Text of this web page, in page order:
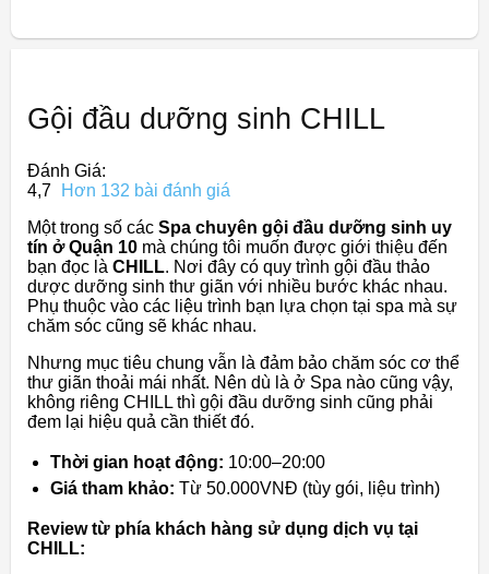
Gội đầu dưỡng sinh CHILL
Đánh Giá:
4,7
Hơn 132 bài đánh giá
Một trong số các Spa chuyên gội đầu dưỡng sinh uy
tín ở Quận 10 mà chúng tôi muốn được giới thiệu đến
bạn đọc là CHILL. Nơi đây có quy trình gội đầu thảo
dược dưỡng sinh thư giãn với nhiều bước khác nhau.
Phụ thuộc vào các liệu trình bạn lựa chọn tại spa mà sự
chăm sóc cũng sẽ khác nhau.
Nhưng mục tiêu chung vẫn là đảm bảo chăm sóc cơ thể
thư giãn thoải mái nhất. Nên dù là ở Spa nào cũng vậy,
không riêng CHILL thì gội đầu dưỡng sinh cũng phải
đem lại hiệu quả cần thiết đó.
Thời gian hoạt động: 10:00–20:00
Giá tham khảo: Từ 50.000VNĐ (tùy gói, liệu trình)
Review từ phía khách hàng sử dụng dịch vụ tại
CHILL: